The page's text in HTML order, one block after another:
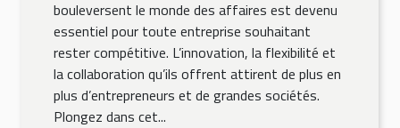
bouleversent le monde des affaires est devenu
essentiel pour toute entreprise souhaitant
rester compétitive. L’innovation, la flexibilité et
la collaboration qu’ils offrent attirent de plus en
plus d’entrepreneurs et de grandes sociétés.
Plongez dans cet...